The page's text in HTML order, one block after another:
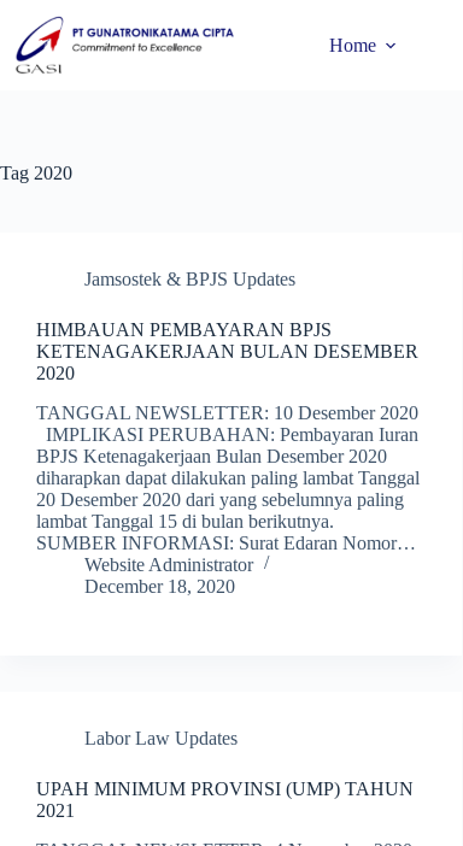
Home
Tag 2020
Jamsostek & BPJS Updates
HIMBAUAN PEMBAYARAN BPJS
KETENAGAKERJAAN BULAN DESEMBER
2020
TANGGAL NEWSLETTER: 10 Desember 2020
IMPLIKASI PERUBAHAN: Pembayaran Iuran
BPJS Ketenagakerjaan Bulan Desember 2020
diharapkan dapat dilakukan paling lambat Tanggal
20 Desember 2020 dari yang sebelumnya paling
lambat Tanggal 15 di bulan berikutnya.
SUMBER INFORMASI: Surat Edaran Nomor…
Website Administrator
December 18, 2020
Labor Law Updates
UPAH MINIMUM PROVINSI (UMP) TAHUN
2021